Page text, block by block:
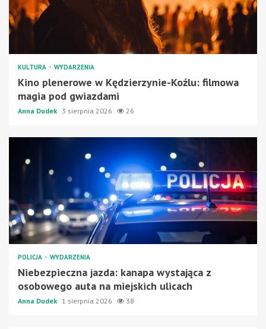
KULTURA WYDARZENIA
Kino plenerowe w Kędzierzynie-Koźlu: filmowa
magia pod gwiazdami
Anna Dudek 3 sierpnia 2026 26
POLICJA WYDARZENIA
Niebezpieczna jazda: kanapa wystająca z
osobowego auta na miejskich ulicach
Anna Dudek 1 sierpnia 2026 38